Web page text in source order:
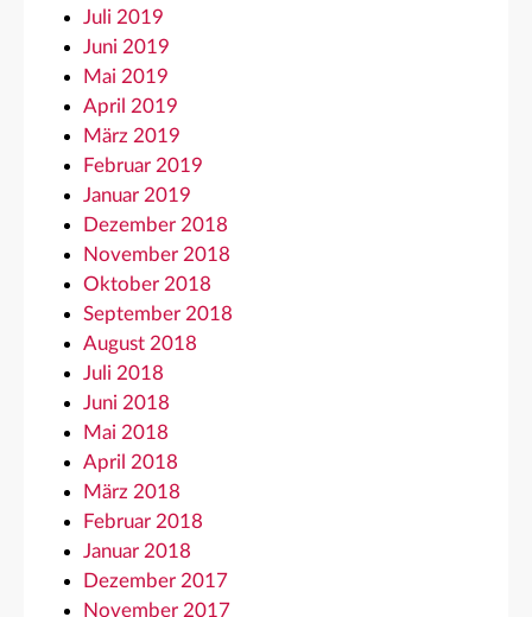
Juli 2019
Juni 2019
Mai 2019
April 2019
März 2019
Februar 2019
Januar 2019
Dezember 2018
November 2018
Oktober 2018
September 2018
August 2018
Juli 2018
Juni 2018
Mai 2018
April 2018
März 2018
Februar 2018
Januar 2018
Dezember 2017
November 2017